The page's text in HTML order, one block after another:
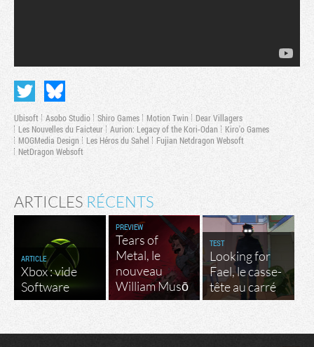
Ubisoft Asobo Studio Shiro Games Motion Twin
Dear Villagers
Les Nouvelles du Faicteur
Aurion: Legacy of the Kori-Odan
Kiro'o Games
MOGMedia Design
Les Héros du Sahel
Fujian Netdragon Websoft
NetDragon Websoft
ARTICLES RÉCENTS
ARTICLE
Xbox : vide
Software
PREVIEW
Tears of
Metal, le
nouveau
William Musō
TEST
Looking for
Fael, le casse-
tête au carré